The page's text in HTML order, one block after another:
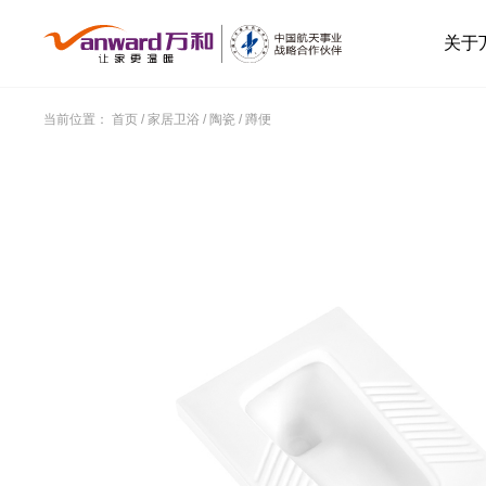
关于
当前位置：首页 /家居卫浴 / 陶瓷 /蹲便